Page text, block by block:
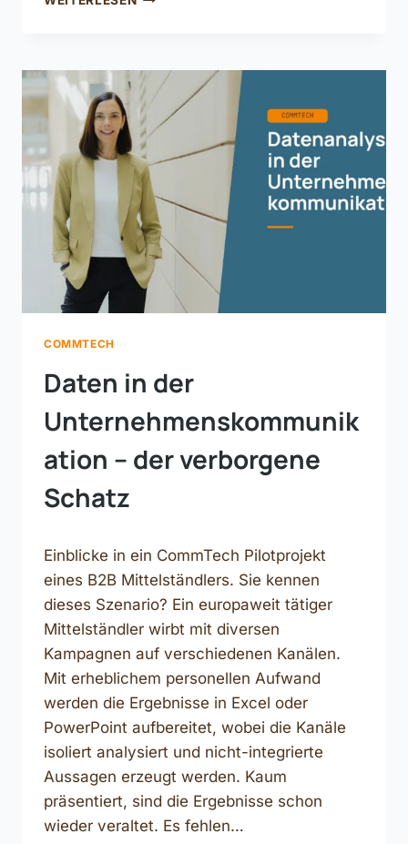
INDUSTRIEKOMMUNIKATION:
WAS
KOMMT,
WAS
BLEIBT?
COMMTECH
Daten in der
Unternehmenskommunik
ation – der verborgene
Schatz
Einblicke in ein CommTech Pilotprojekt
eines B2B Mittelständlers. Sie kennen
dieses Szenario? Ein europaweit tätiger
Mittelständler wirbt mit diversen
Kampagnen auf verschiedenen Kanälen.
Mit erheblichem personellen Aufwand
werden die Ergebnisse in Excel oder
PowerPoint aufbereitet, wobei die Kanäle
isoliert analysiert und nicht-integrierte
Aussagen erzeugt werden. Kaum
präsentiert, sind die Ergebnisse schon
wieder veraltet. Es fehlen…